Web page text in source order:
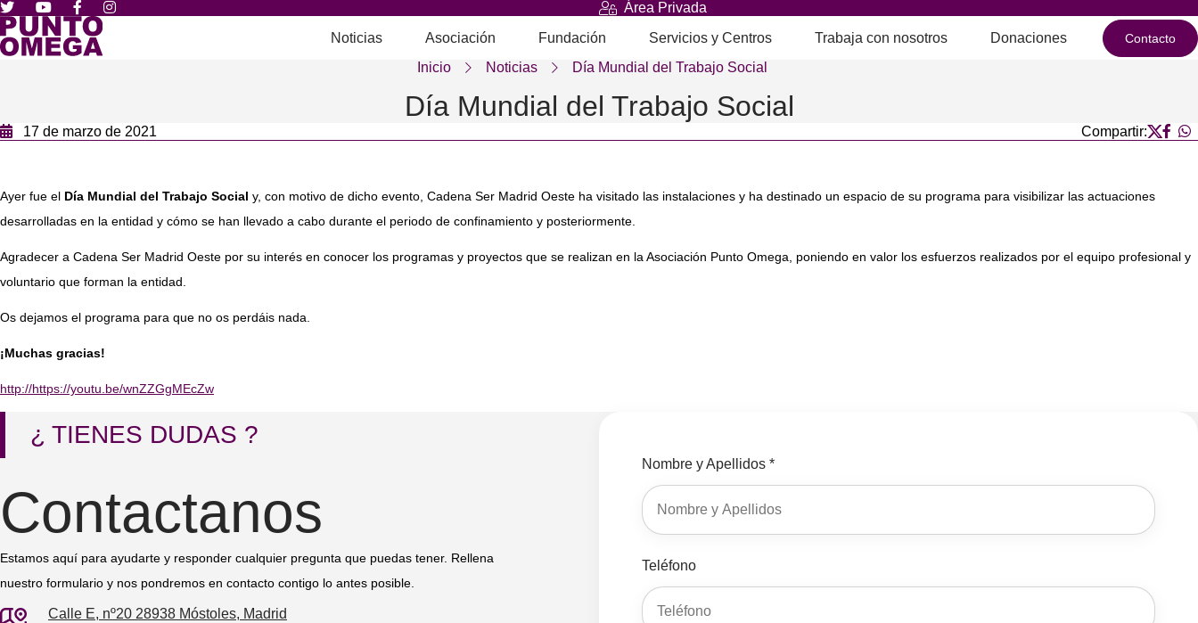
Área Privada
Noticias
Asociación Fundación Servicios y Centros Trabaja con nosotros Donaciones Contacto
Inicio Noticias Día Mundial del Trabajo Social
Día Mundial del Trabajo Social
17 de marzo de 2021 Compartir:
Ayer fue el Día Mundial del Trabajo Social y, con motivo de dicho evento, Cadena Ser Madrid Oeste ha visitado las instalaciones y ha destinado un espacio de su programa para visibilizar las actuaciones
desarrolladas en la entidad y cómo se han llevado a cabo durante el periodo de confinamiento y posteriormente.
Agradecer a Cadena Ser Madrid Oeste por su interés en conocer los programas y proyectos que se realizan en la Asociación Punto Omega, poniendo en valor los esfuerzos realizados por el equipo profesional y
voluntario que forman la entidad.
Os dejamos el programa para que no os perdáis nada.
¡Muchas gracias!
http://https://youtu.be/wnZZGgMEcZw
¿ TIENES DUDAS ?
Contactanos
Estamos aquí para ayudarte y responder cualquier pregunta que puedas tener. Rellena
nuestro formulario y nos pondremos en contacto contigo lo antes posible.
Calle E, nº20 28938 Móstoles, Madrid
Nombre y Apellidos *
Teléfono